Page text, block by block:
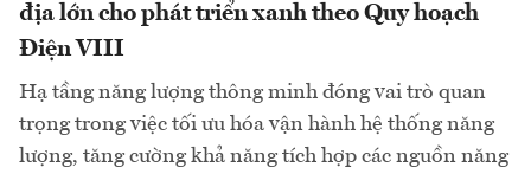
địa lớn cho phát triển xanh theo Quy hoạch
Điện VIII
Hạ tầng năng lượng thông minh đóng vai trò quan
trọng trong việc tối ưu hóa vận hành hệ thống năng
lượng, tăng cường khả năng tích hợp các nguồn năng